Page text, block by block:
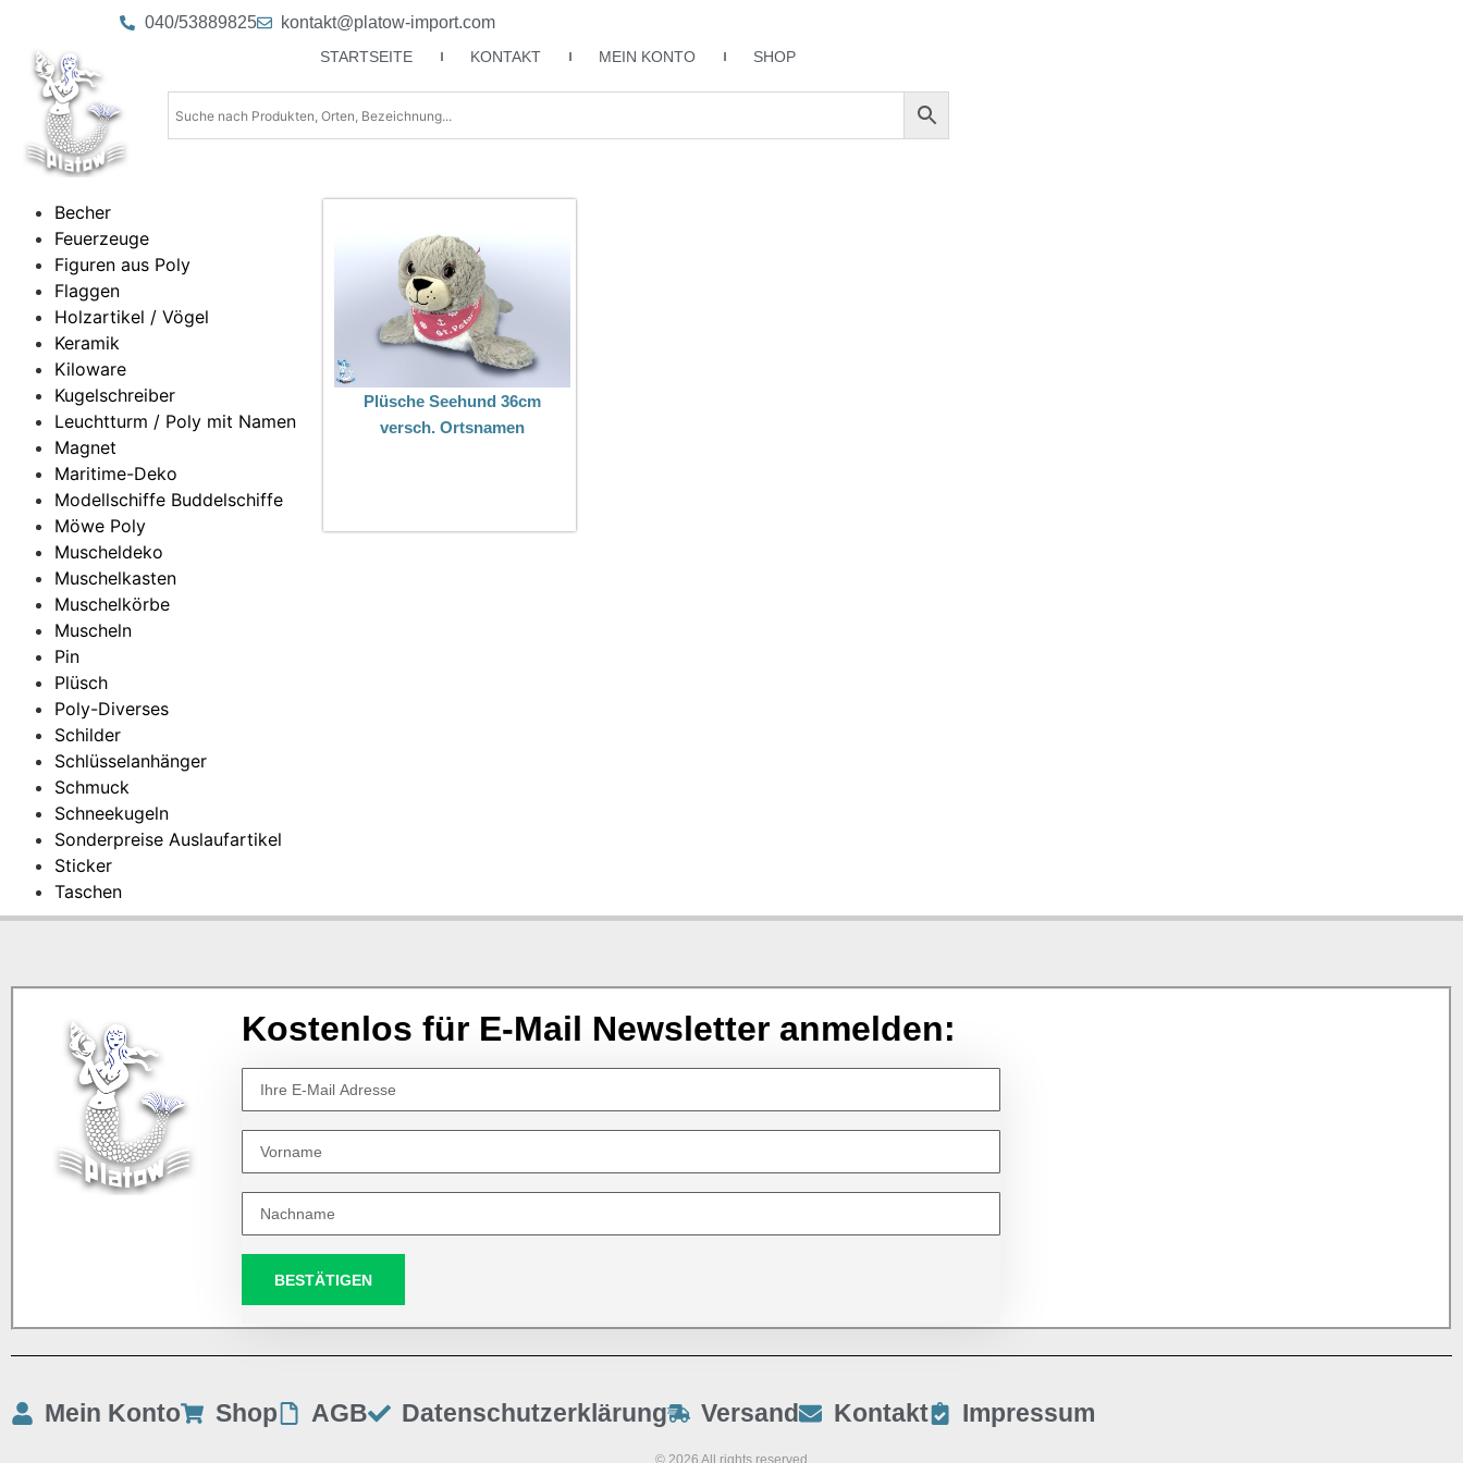
040/53889825 kontakt@platow-import.com
STARTSEITE KONTAKT MEIN KONTO SHOP
Becher
Feuerzeuge
Figuren aus Poly
Flaggen
Holzartikel / Vögel
Keramik
Kiloware
Kugelschreiber
Leuchtturm / Poly mit Namen
Magnet
Maritime-Deko
Modellschiffe Buddelschiffe
Möwe Poly
Muscheldeko
Muschelkasten
Muschelkörbe
Muscheln
Pin
Plüsch
Poly-Diverses
Schilder
Schlüsselanhänger
Schmuck
Schneekugeln
Sonderpreise Auslaufartikel
Sticker
Taschen
Plüsche Seehund 36cm
versch. Ortsnamen
Kostenlos für E-Mail Newsletter anmelden:
BESTÄTIGEN
Mein Konto Shop AGB Datenschutzerklärung Versand Kontakt Impressum